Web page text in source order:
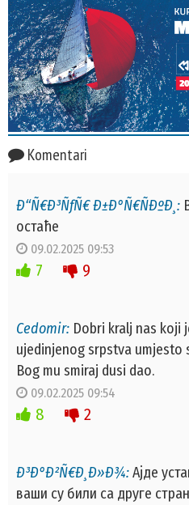
Komentari
Ð“Ñ€Ð³ÑƒÑ€ Ð±Ð°Ñ€ÑÐºÐ¸:
остаће
09.02.2025 09:53
7 9
Cedomir: Dobri kralj nas koji
ujedinjenog srpstva umjesto
Bog mu smiraj dusi dao.
09.02.2025 09:54
8 2
Ð³Ð°Ð²Ñ€Ð¸Ð»Ð¾:Ајде
ваши су били са друге